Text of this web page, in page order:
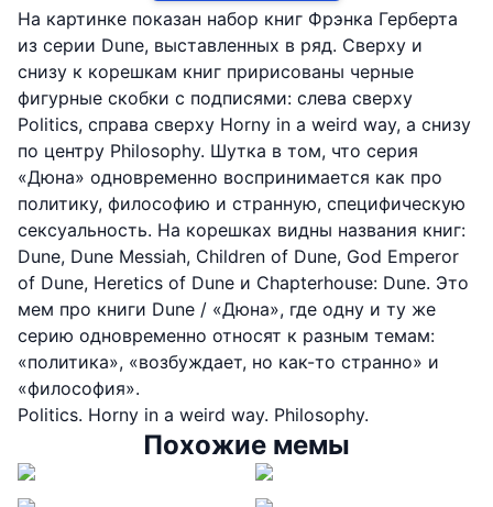
На картинке показан набор книг Фрэнка Герберта
из серии Dune, выставленных в ряд. Сверху и
снизу к корешкам книг пририсованы черные
фигурные скобки с подписями: слева сверху
Politics, справа сверху Horny in a weird way, а снизу
по центру Philosophy. Шутка в том, что серия
«Дюна» одновременно воспринимается как про
политику, философию и странную, специфическую
сексуальность. На корешках видны названия книг:
Dune, Dune Messiah, Children of Dune, God Emperor
of Dune, Heretics of Dune и Chapterhouse: Dune. Это
мем про книги Dune / «Дюна», где одну и ту же
серию одновременно относят к разным темам:
«политика», «возбуждает, но как-то странно» и
«философия».
Politics. Horny in a weird way. Philosophy.
Похожие мемы